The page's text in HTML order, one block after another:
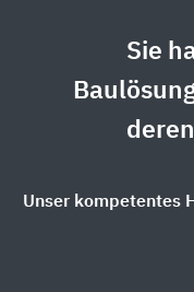
Sie
Unser kompetentes